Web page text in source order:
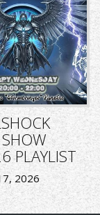
PLAYLIST
2026